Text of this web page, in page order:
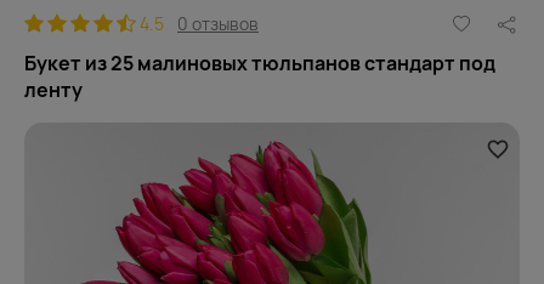
4.5 0 отзывов
Букет из 25 малиновых тюльпанов стандарт под
ленту